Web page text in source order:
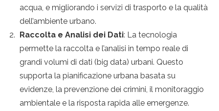
acqua, e migliorando i servizi di trasporto e la qualità
dell’ambiente urbano.
Raccolta e Analisi dei Dati: La tecnologia
permette la raccolta e l’analisi in tempo reale di
grandi volumi di dati (big data) urbani. Questo
supporta la pianificazione urbana basata su
evidenze, la prevenzione dei crimini, il monitoraggio
ambientale e la risposta rapida alle emergenze.